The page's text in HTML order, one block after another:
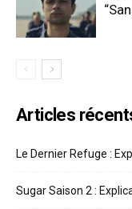
Articles
Le Dernier Refuge :
Sugar Saison 2 :